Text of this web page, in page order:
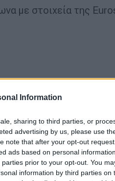
Information
sharing to third parties, or
advertising by us, please use
note that after your opt-out
ads based on personal
prior to your opt-out. You
information by third parties on
με στοιχεία της
«Έφυγε» η
Σούζυ
γενναία μάχη με τον